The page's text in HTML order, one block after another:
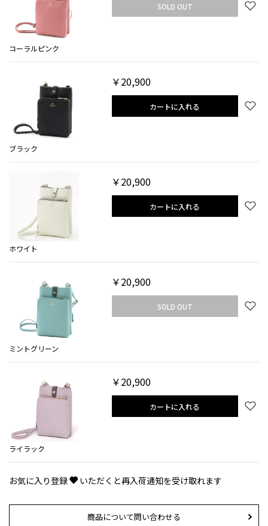
コーラルピンク
SOLD OUT
ブラック
￥20,900
カートに入れる
ホワイト
￥20,900
カートに入れる
ミントグリーン
￥20,900
SOLD OUT
ライラック
￥20,900
カートに入れる
お気に入り登録 いただくと再入荷通知を受け取れます
商品について問い合わせる